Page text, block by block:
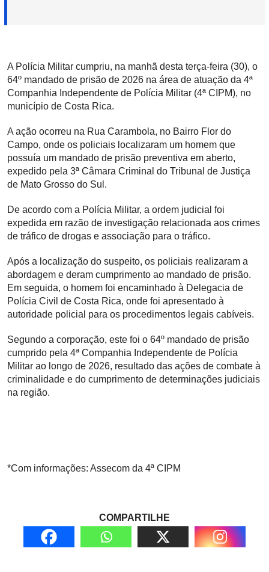
A Polícia Militar cumpriu, na manhã desta terça-feira (30), o
64º mandado de prisão de 2026 na área de atuação da 4ª
Companhia Independente de Polícia Militar (4ª CIPM), no
município de Costa Rica.
A ação ocorreu na Rua Carambola, no Bairro Flor do
Campo, onde os policiais localizaram um homem que
possuía um mandado de prisão preventiva em aberto,
expedido pela 3ª Câmara Criminal do Tribunal de Justiça
de Mato Grosso do Sul.
De acordo com a Polícia Militar, a ordem judicial foi
expedida em razão de investigação relacionada aos crimes
de tráfico de drogas e associação para o tráfico.
Após a localização do suspeito, os policiais realizaram a
abordagem e deram cumprimento ao mandado de prisão.
Em seguida, o homem foi encaminhado à Delegacia de
Polícia Civil de Costa Rica, onde foi apresentado à
autoridade policial para os procedimentos legais cabíveis.
Segundo a corporação, este foi o 64º mandado de prisão
cumprido pela 4ª Companhia Independente de Polícia
Militar ao longo de 2026, resultado das ações de combate à
criminalidade e do cumprimento de determinações judiciais
na região.
*Com informações: Assecom da 4ª CIPM
COMPARTILHE